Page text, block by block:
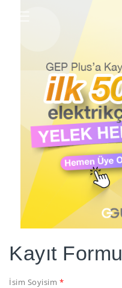
Kayıt Formu
İsim Soyisim